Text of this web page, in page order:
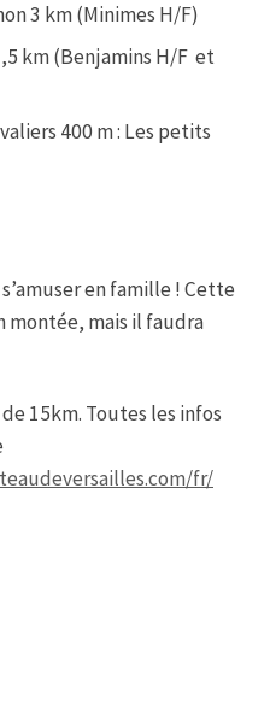
3 km (Minimes H/F)
km (Benjamins H/F et
400 m : Les petits
en famille ! Cette
mais il faudra
15km. Toutes les infos
fr/